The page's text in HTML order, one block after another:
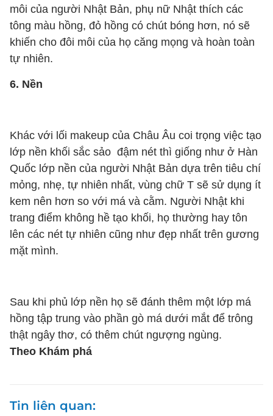
môi của người Nhật Bản, phụ nữ Nhật thích các
tông màu hồng, đỏ hồng có chút bóng hơn, nó sẽ
khiến cho đôi môi của họ căng mọng và hoàn toàn
tự nhiên.
6. Nền
Khác với lối makeup của Châu Âu coi trọng việc tạo
lớp nền khối sắc sảo đậm nét thì giống như ở Hàn
Quốc lớp nền của người Nhật Bản dựa trên tiêu chí
mỏng, nhẹ, tự nhiên nhất, vùng chữ T sẽ sử dụng ít
kem nên hơn so với má và cằm. Người Nhật khi
trang điểm không hề tạo khối, họ thường hay tôn
lên các nét tự nhiên cũng như đẹp nhất trên gương
mặt mình.
Sau khi phủ lớp nền họ sẽ đánh thêm một lớp má
hồng tập trung vào phần gò má dưới mắt để trông
thật ngây thơ, có thêm chút ngượng ngùng.
Theo Khám phá
Tin liên quan